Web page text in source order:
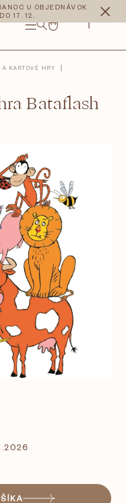
U OBJEDNÁVOK
17. 12.
NÁKUPNÝ
CZK EUR
A KARTOVÉ HRY
Bataflash